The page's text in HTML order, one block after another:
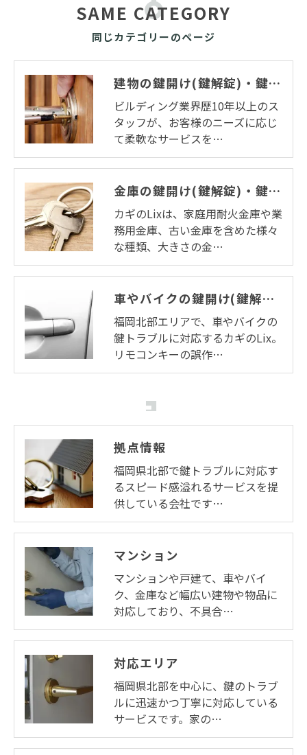
同じカテゴリーのページ
SAME CATEGORY
建物の鍵開け(鍵解錠)・鍵交換・鍵修理・鍵作製
ビルディング業界歴10年以上のス
タッフが、お客様のニーズに応じ
て柔軟なサービスを…
金庫の鍵開け(鍵解錠)・鍵交換・鍵修理・鍵作製
カギのLixは、家庭用耐火金庫や業
務用金庫、古い金庫を含めた様々
な種類、大きさの金…
車やバイクの鍵開け(鍵解錠)・鍵作製
福岡北部エリアで、車やバイクの
鍵トラブルに対応するカギのLix。
リモコンキーの誤作…
拠点情報
福岡県北部で鍵トラブルに対応す
るスピード感溢れるサービスを提
供している会社です…
マンション
マンションや戸建て、車やバイ
ク、金庫など幅広い建物や物品に
対応しており、不具合…
対応エリア
福岡県北部を中心に、鍵のトラブ
ルに迅速かつ丁寧に対応している
サービスです。家の…